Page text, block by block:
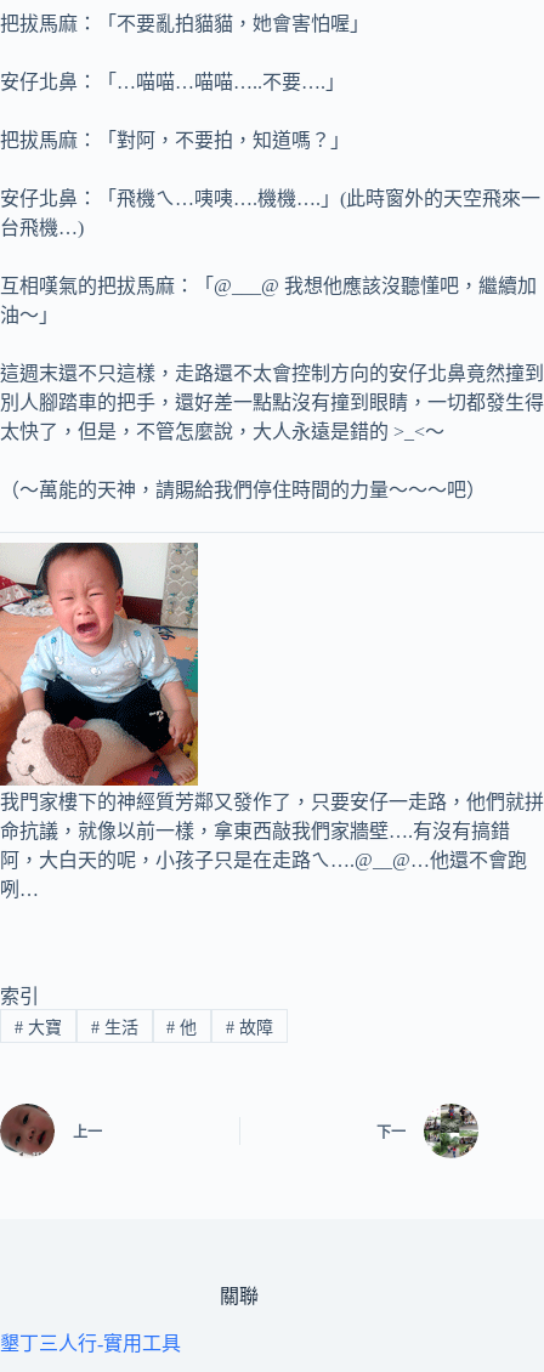
把拔馬麻：「不要亂拍貓貓，她會害怕喔」
安仔北鼻：「…喵喵…喵喵…..不要….」
把拔馬麻：「對阿，不要拍，知道嗎？」
安仔北鼻：「飛機ㄟ…咦咦….機機….」(此時窗外的天空飛來一
台飛機…)
互相嘆氣的把拔馬麻：「@___@ 我想他應該沒聽懂吧，繼續加
油～」
這週末還不只這樣，走路還不太會控制方向的安仔北鼻竟然撞到
別人腳踏車的把手，還好差一點點沒有撞到眼睛，一切都發生得
太快了，但是，不管怎麼說，大人永遠是錯的 >_<～
（～萬能的天神，請賜給我們停住時間的力量～～～吧）
我門家樓下的神經質芳鄰又發作了，只要安仔一走路，他們就拼
命抗議，就像以前一樣，拿東西敲我們家牆壁….有沒有搞錯
阿，大白天的呢，小孩子只是在走路ㄟ….@__@…他還不會跑
咧…
索引
#大寶 #生活 # 他 # 故障
上一 下一
關聯
墾丁三人行-實用工具